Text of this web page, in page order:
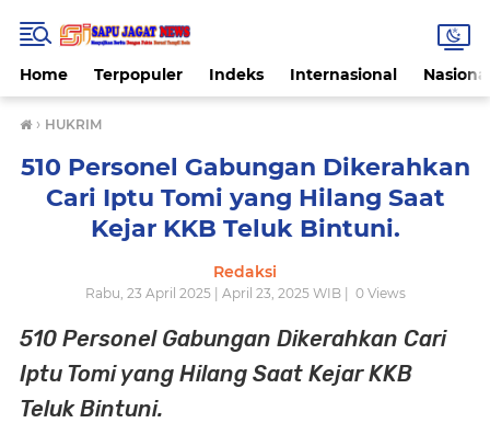
Home Terpopuler Indeks Internasional
› HUKRIM
510 Personel Gabungan Dikerahkan
Cari Iptu Tomi yang Hilang Saat
Kejar KKB Teluk Bintuni.
Redaksi
Rabu, 23 April 2025 | April 23, 2025 WIB | 0Views
510 Personel Gabungan Dikerahkan Cari
Iptu Tomi yang Hilang Saat Kejar KKB
Teluk Bintuni.